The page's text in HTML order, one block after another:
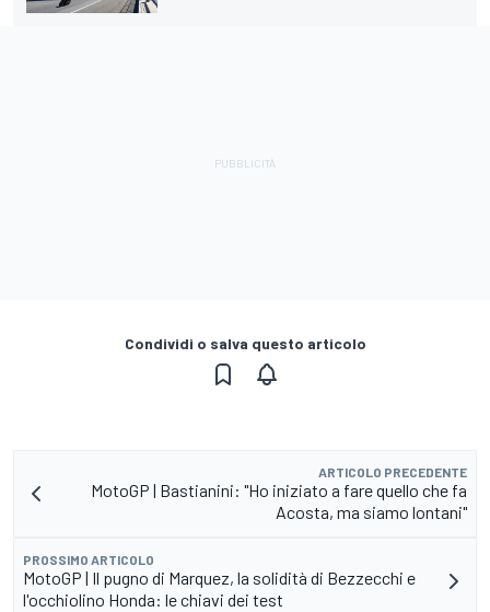
Condividi o salva questo articolo
ARTICOLO PRECEDENTE
MotoGP | Bastianini: "Ho iniziato a fare quello che fa
Acosta, ma siamo lontani"
PROSSIMO ARTICOLO
MotoGP | Il pugno di Marquez, la solidità di Bezzecchi e
l'occhiolino Honda: le chiavi dei test